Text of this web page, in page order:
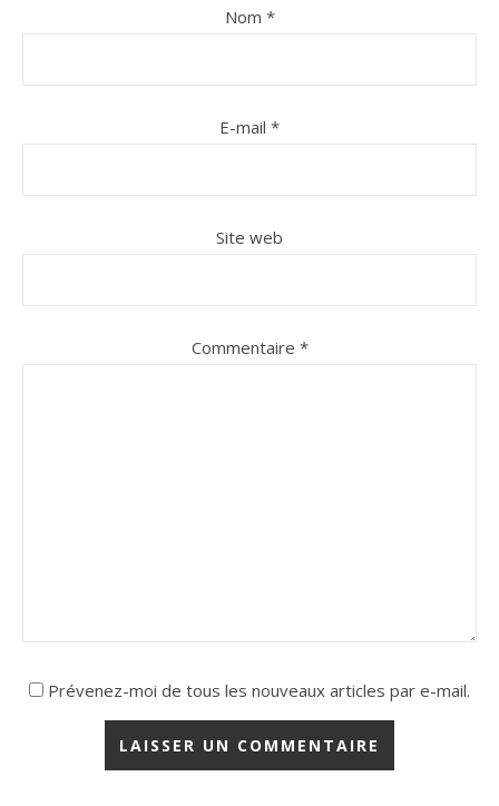
Nom *
E-mail *
Site web
Commentaire *
Prévenez-moi de tous les nouveaux articles par e-mail.